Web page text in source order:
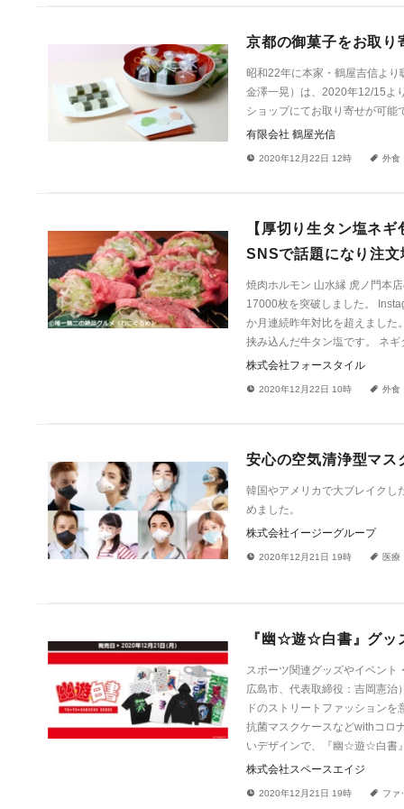
京都の御菓子をお取
昭和22年に本家・鶴屋吉信よ
金澤一晃）は、2020年12/15よ
ショップにてお取り寄せが可能
有限会社 鶴屋光信
! 2020年12月22日 12時 a 外食
【厚切り生タン塩ネ
SNSで話題になり注
焼肉ホルモン 山水縁 虎ノ門本
17000枚を突破しました。
か月連続昨年対比を超えました
挟み込んだ牛タン塩です。 ネ
株式会社フォースタイル
! 2020年12月22日 10時 a 外食
安心の空気清浄型マス
韓国やアメリカで大ブレイクし
めました。
株式会社イージーグループ
! 2020年12月21日 19時 a 医療
『幽☆遊☆白書』グッ
スポーツ関連グッズやイベント
広島市、代表取締役：吉岡憲
ドのストリートファッション
抗菌マスクケースなどwithコロ
いデザインで、『幽☆遊☆白書
株式会社スペースエイジ
! 2020年12月21日 19時 a ファ